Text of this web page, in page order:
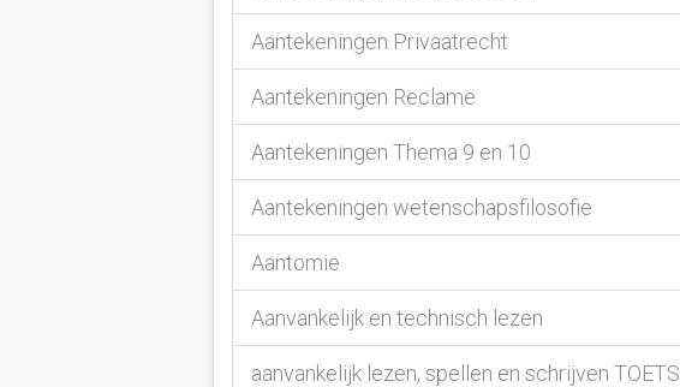
Aantekeningen Privaatrecht
Aantekeningen Reclame
Aantekeningen Thema 9 en 10
Aantekeningen wetenschapsfilosofie
Aantomie
Aanvankelijk en technisch lezen
aanvankelijk lezen, spellen en schrijven TOETS